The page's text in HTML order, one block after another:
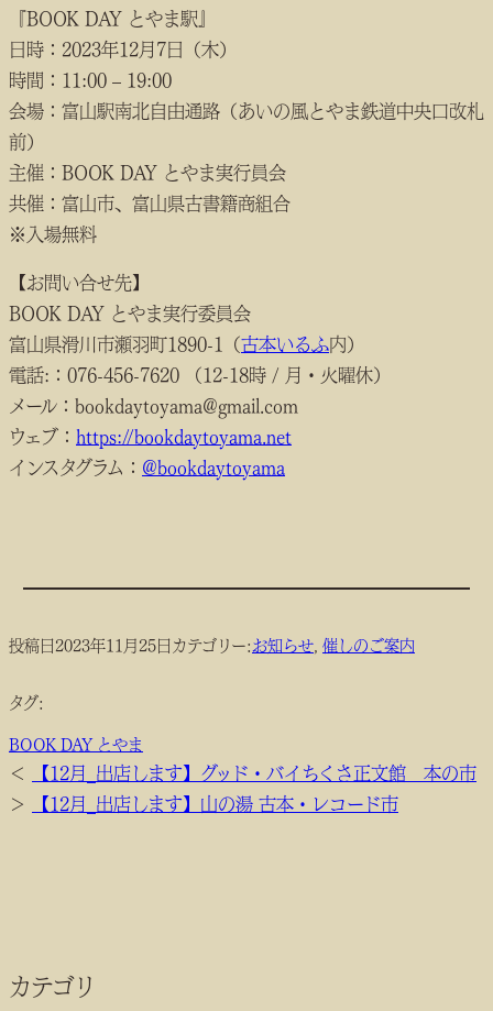
『BOOK DAY とやま駅』
日時：2023年12月7日（木）
時間：11:00 – 19:00
会場：富山駅南北自由通路（あいの風とやま鉄道中央口改札
前）
主催：BOOK DAY とやま実行員会
共催：富山市、富山県古書籍商組合
※入場無料
【お問い合せ先】
BOOK DAY とやま実行委員会
富山県滑川市瀬羽町1890-1（古本いるふ内）
電話:：076-456-7620 （12-18時 / 月・火曜休）
メール：bookdaytoyama@gmail.com
ウェブ： https://bookdaytoyama.net
インスタグラム： @bookdaytoyama
投稿日2023年11月25日カテゴリー:お知らせ, 催しのご案内
タグ:
BOOK DAY とやま
＜
【12月_出店します】グッド・バイちくさ正文館 本の市
＞
【12月_出店します】山の湯 古本・レコード市
カテゴリ